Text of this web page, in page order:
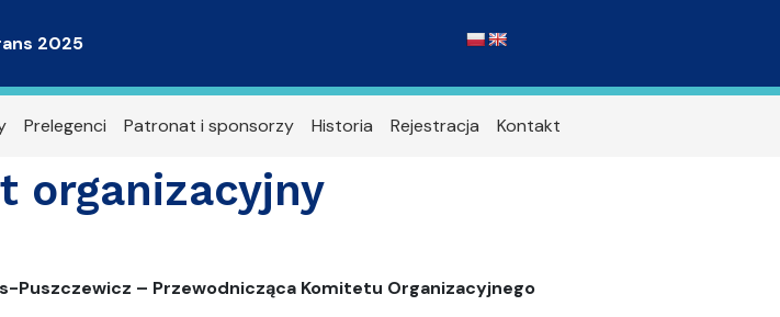
2025
Prelegenci Patronat i sponsorzy Historia Rejestracja Kontakt
organizacyjny
Puszczewicz – Przewodnicząca Komitetu Organizacyjnego